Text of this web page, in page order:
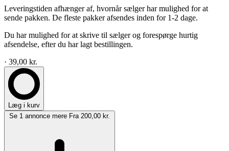
Leveringstiden afhænger af, hvornår sælger har mulighed for at
sende pakken. De fleste pakker afsendes inden for 1-2 dage.
Du har mulighed for at skrive til sælger og forespørge hurtig
afsendelse, efter du har lagt bestillingen.
· 39,00 kr.
Læg i kurv
Se 1 annonce mere Fra 200,00 kr.